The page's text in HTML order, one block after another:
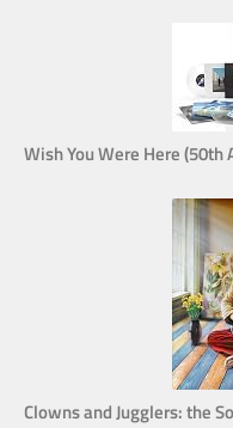
Wish You Were Here (50th
Clowns and Jugglers: the